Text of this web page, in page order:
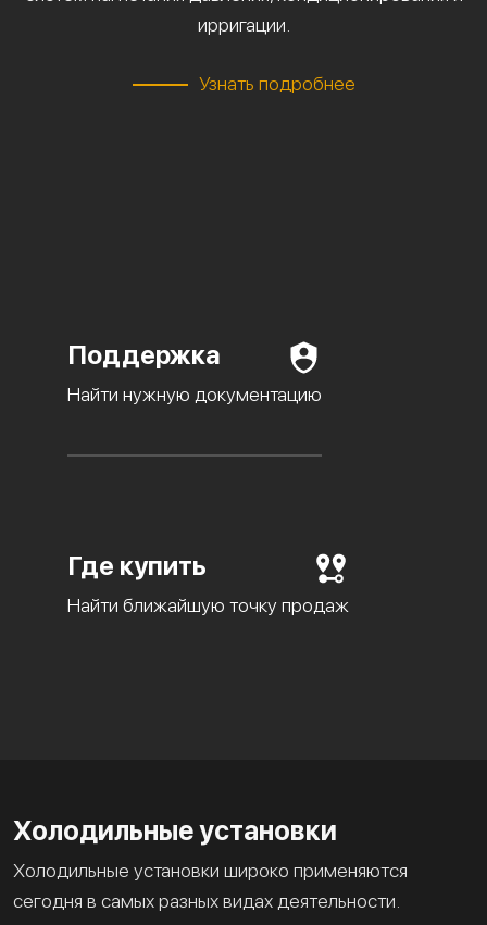
ирригации.
Узнать подробнее
Поддержка
Найти нужную документацию
Где купить
Найти ближайшую точку продаж
Холодильные установки
Холодильные установки широко применяются
сегодня в самых разных видах деятельности.